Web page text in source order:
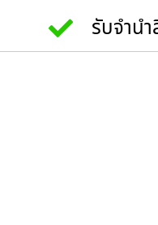
รับจำน